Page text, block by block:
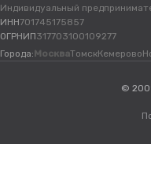
Индивидуальный
ИНН701745175857
ОГРНИП317703100109277
Города: МоскваТомскКемерово
©